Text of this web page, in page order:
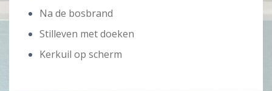
Na de bosbrand
Stilleven met doeken
Kerkuil op scherm